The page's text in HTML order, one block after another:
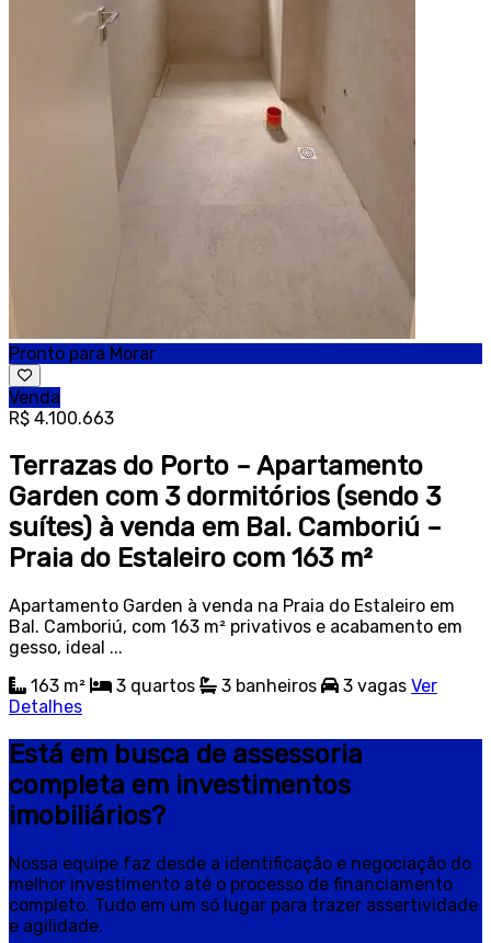
Pronto para Morar
Venda
R$ 4.100.663
Terrazas do Porto – Apartamento
Garden com 3 dormitórios (sendo 3
suítes) à venda em Bal. Camboriú –
Praia do Estaleiro com 163 m²
Apartamento Garden à venda na Praia do Estaleiro em
Bal. Camboriú, com 163 m² privativos e acabamento em
gesso, ideal ...
163 m²
3 quartos 3 banheiros 3 vagas Ver
Detalhes
Está em busca de assessoria
completa em investimentos
imobiliários?
Nossa equipe faz desde a identificação e negociação do
melhor investimento até o processo de financiamento
completo. Tudo em um só lugar para trazer assertividade
e agilidade.